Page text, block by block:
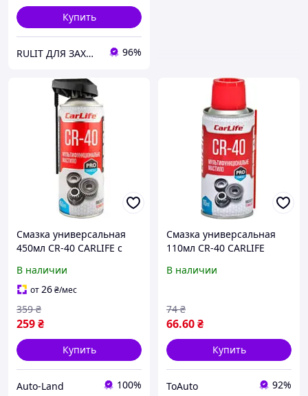
Купить
RULIT ДЛЯ ЗАХИСНИКІВ ЗНИЖКИ! 96%
Смазка универсальная
450мл CR-40 CARLIFE с
В наличии
от26₴/мес
259₴
359 ₴
Купить
Auto-Land 100%
Смазка универсальная
110мл CR-40 CARLIFE
В наличии
66.60₴
74 ₴
Купить
ToAuto 92%